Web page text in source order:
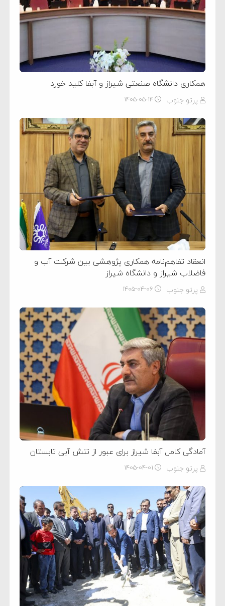
همکاری دانشگاه صنعتی شیراز و آبفا کلید خورد
پرتو جنوب ۱۴۰۵-۰۵-۱۴
انعقاد تفاهم‌نامه همکاری پژوهشی بین شرکت آب و
فاضلاب شیراز و دانشگاه شیراز
پرتو جنوب ۱۴۰۵-۰۴-۰۶
آمادگی کامل آبفا شیراز برای عبور از تنش آبی تابستان
پرتو جنوب ۱۴۰۵-۰۴-۰۱